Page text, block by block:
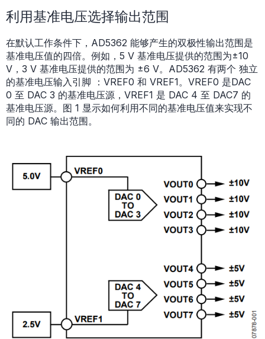
利用基准电压选择输出范围
在默认工作条件下，AD5362 能够产生的双极性输出范围是
基准电压值的四倍。例如，5 V 基准电压提供的范围为±10
V，3 V 基准电压提供的范围为 ±6 V。AD5362 有两个 独立
的基准电压输入引脚 ：VREF0 和 VREF1。VREF0 是DAC
0 至 DAC 3 的基准电压源，VREF1 是 DAC 4 至 DAC7 的
基准电压源。图 1 显示如何利用不同的基准电压值来实现不
同的 DAC 输出范围。